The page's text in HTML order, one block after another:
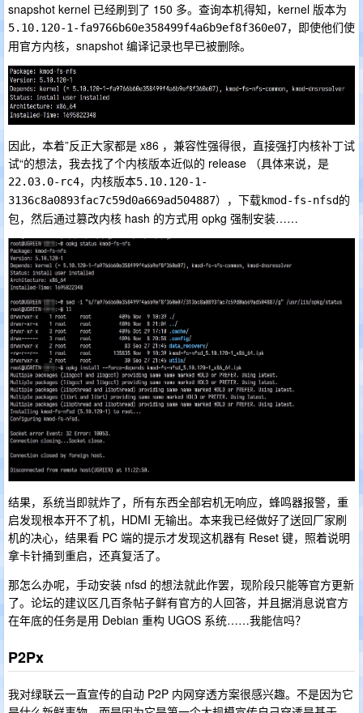
snapshot kernel 已经刷到了 150 多。查询本机得知，kernel 版本为
5.10.120-1-fa9766b60e358499f4a6b9ef8f360e07，即使他们使
用官方内核，snapshot 编译记录也早已被删除。
因此，本着”反正大家都是 x86 ，兼容性强得很，直接强打内核补丁试
试“的想法，我去找了个内核版本近似的 release （具体来说，是
22.03.0-rc4，内核版本5.10.120-1-
3136c8a0893fac7c59d0a669ad504887），下载kmod-fs-nfsd的
包，然后通过篡改内核 hash 的方式用 opkg 强制安装……
结果，系统当即就炸了，所有东西全部宕机无响应，蜂鸣器报警，重
启发现根本开不了机，HDMI 无输出。本来我已经做好了送回厂家刷
机的决心，结果看 PC 端的提示才发现这机器有 Reset 键，照着说明
拿卡针捅到重启，还真复活了。
那怎么办呢，手动安装 nfsd 的想法就此作罢，现阶段只能等官方更新
了。论坛的建议区几百条帖子鲜有官方的人回答，并且据消息说官方
在年底的任务是用 Debian 重构 UGOS 系统……我能信吗？
P2Px
我对绿联云一直宣传的自动 P2P 内网穿透方案很感兴趣。不是因为它